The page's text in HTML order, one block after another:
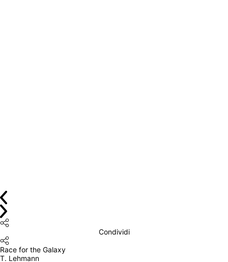
Condividi
Race for the Galaxy
T. Lehmann